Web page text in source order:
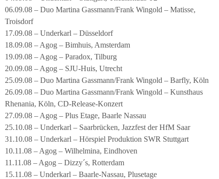
06.09.08 – Duo Martina Gassmann/Frank Wingold – Matisse,
Troisdorf
17.09.08 – Underkarl – Düsseldorf
18.09.08 – Agog – Bimhuis, Amsterdam
19.09.08 – Agog – Paradox, Tilburg
20.09.08 – Agog – SJU-Huis, Utrecht
25.09.08 – Duo Martina Gassmann/Frank Wingold – Barfly, Köln
26.09.08 – Duo Martina Gassmann/Frank Wingold – Kunsthaus
Rhenania, Köln, CD-Release-Konzert
27.09.08 – Agog – Plus Etage, Baarle Nassau
25.10.08 – Underkarl – Saarbrücken, Jazzfest der HfM Saar
31.10.08 – Underkarl – Hörspiel Produktion SWR Stuttgart
10.11.08 – Agog – Wilhelmina, Eindhoven
11.11.08 – Agog – Dizzy´s, Rotterdam
15.11.08 – Underkarl – Baarle-Nassau, Plusetage